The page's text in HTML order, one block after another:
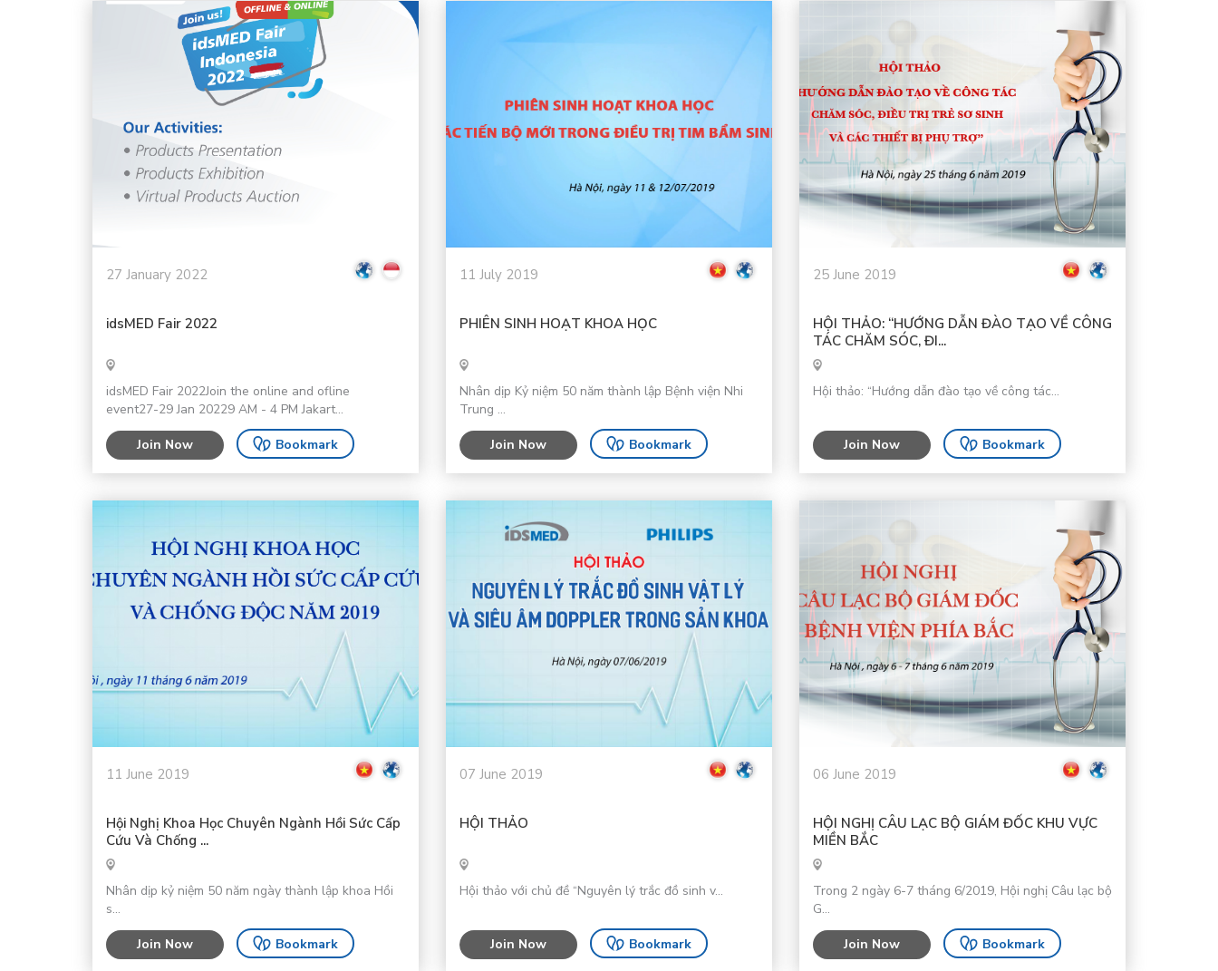
27 January 2022
idsMED Fair 2022
idsMED Fair 2022Join the online and ofline
event27-29 Jan 20229 AM - 4 PM Jakart...
Join Now Bookmark
11 July 2019
PHIÊN SINH HOẠT KHOA HỌC
Nhân dịp Kỷ niệm 50 năm thành lập Bệnh viện Nhi
Trung ...
Join Now Bookmark
25 June 2019
HỘI THẢO: “HƯỚNG DẪN ĐÀO TẠO VỀ CÔNG
TÁC CHĂM SÓC, ĐI...
Hội thảo: “Hướng dẫn đào tạo về công tác...
Join Now Bookmark
11 June 2019
Hội Nghị Khoa Học Chuyên Ngành Hồi Sức Cấp
Cứu Và Chống ...
Nhân dịp kỷ niệm 50 năm ngày thành lập khoa Hồi
s...
Join Now Bookmark
07 June 2019
HỘI THẢO
Hội thảo với chủ đề “Nguyên lý trắc đồ sinh v...
Join Now Bookmark
06 June 2019
HỘI NGHỊ CÂU LẠC BỘ GIÁM ĐỐC KHU VỰC
MIỀN BẮC
Trong 2 ngày 6-7 tháng 6/2019, Hội nghị Câu lạc bộ
G...
Join Now Bookmark